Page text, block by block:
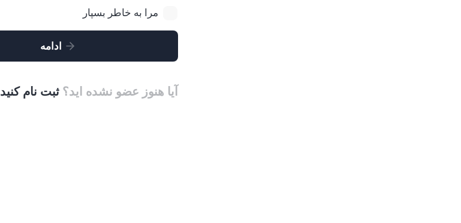
مرا به خاطر بسپار
ادامه
آیا هنوز عضو نشده اید؟ ثبت نام کنید